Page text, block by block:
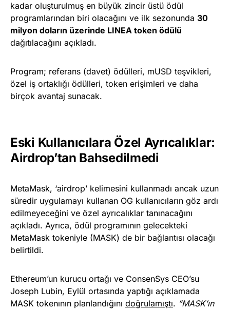
kadar oluşturulmuş en büyük zincir üstü ödül
programlarından biri olacağını ve ilk sezonunda 30
milyon doların üzerinde LINEA token ödülü
dağıtılacağını açıkladı.
Program; referans (davet) ödülleri, mUSD teşvikleri,
özel iş ortaklığı ödülleri, token erişimleri ve daha
birçok avantaj sunacak.
Eski Kullanıcılara Özel Ayrıcalıklar:
Airdrop’tan Bahsedilmedi
MetaMask, ‘airdrop’ kelimesini kullanmadı ancak uzun
süredir uygulamayı kullanan OG kullanıcıların göz ardı
edilmeyeceğini ve özel ayrıcalıklar tanınacağını
açıkladı. Ayrıca, ödül programının gelecekteki
MetaMask tokeniyle (MASK) de bir bağlantısı olacağı
belirtildi.
Ethereum’un kurucu ortağı ve ConsenSys CEO’su
Joseph Lubin, Eylül ortasında yaptığı açıklamada
MASK tokenının planlandığını doğrulamıştı. ”MASK’ın